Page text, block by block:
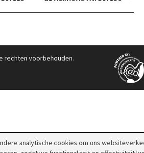
rechten voorbehouden.
analytische cookies om ons